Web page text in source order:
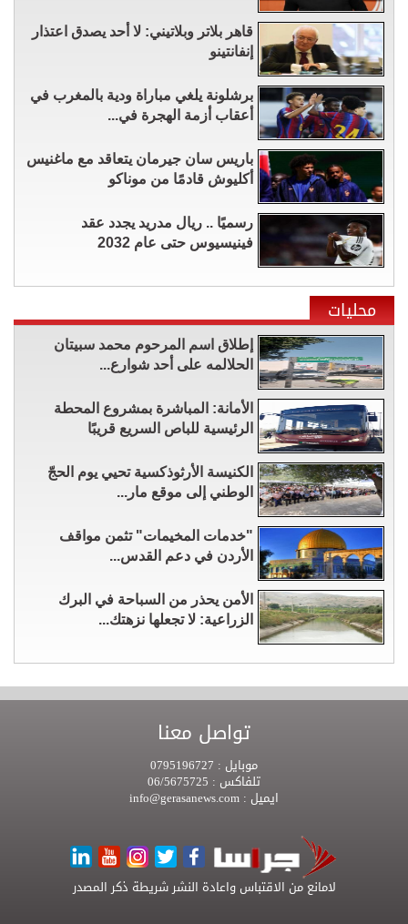
قاهر بلاتر وبلاتيني: لا أحد يصدق اعتذار
إنفانتينو
برشلونة يلغي مباراة ودية بالمغرب في
أعقاب أزمة الهجرة في...
باريس سان جيرمان يتعاقد مع ماغنيس
أكليوش قادمًا من موناكو
رسميًا .. ريال مدريد يجدد عقد
فينيسيوس حتى عام 2032
محليات
إطلاق اسم المرحوم محمد سبيتان
الحلالمه على أحد شوارع...
الأمانة: المباشرة بمشروع المحطة
الرئيسية للباص السريع قريبًا
الكنيسة الأرثوذكسية تحيي يوم الحجّ
الوطني إلى موقع مار...
"خدمات المخيمات" تثمن مواقف
الأردن في دعم القدس...
الأمن يحذر من السباحة في البرك
الزراعية: لا تجعلها نزهتك...
تواصل معنا
موبايل :
تلفاكس :
ايميل :
لامانع من الاقتباس واعادة النشر شريطة ذكر المصدر